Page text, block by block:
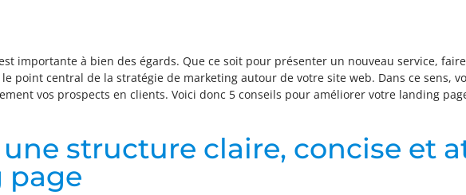
importante à bien des égards. Que ce soit pour présenter un nouveau service,
point central de la stratégie de marketing autour de votre site web. Dans ce sens,
vos prospects en clients. Voici donc 5 conseils pour améliorer votre landing
une structure claire, concise et
page